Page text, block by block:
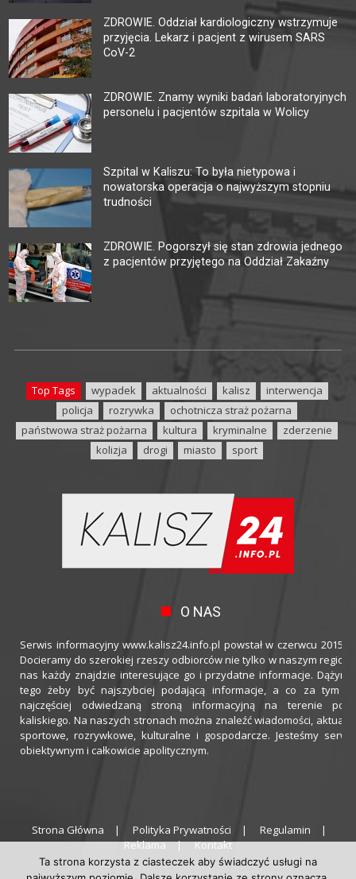
ZDROWIE. Oddział kardiologiczny wstrzymuje
przyjęcia. Lekarz i pacjent z wirusem SARS
CoV-2
ZDROWIE. Znamy wyniki badań laboratoryjnych
personelu i pacjentów szpitala w Wolicy
Szpital w Kaliszu: To była nietypowa i
nowatorska operacja o najwyższym stopniu
trudności
ZDROWIE. Pogorszył się stan zdrowia jednego
z pacjentów przyjętego na Oddział Zakaźny
Top Tags wypadek aktualności kalisz
interwencja
policja
rozrywka
ochotnicza straż pożarna
państwowa straż pożarna
kultura kryminalne
zderzenie
kolizja
drogi miasto sport
O NAS
Serwis informacyjny www.kalisz24.info.pl powstał w czerwcu 2015
Docieramy do szerokiej rzeszy odbiorców nie tylko w naszym
nas każdy znajdzie interesujące go i przydatne informacje.
tego żeby być najszybciej podającą informacje, a co za tym
najczęściej odwiedzaną stroną informacyjną na terenie
kaliskiego. Na naszych stronach można znaleźć wiadomości,
sportowe, rozrywkowe, kulturalne i gospodarcze. Jesteśmy
obiektywnym i całkowicie apolitycznym.
Strona Główna Polityka Prywatności
Regulamin
Reklama
Kontakt
Ta strona korzysta z ciasteczek aby świadczyć usługi na